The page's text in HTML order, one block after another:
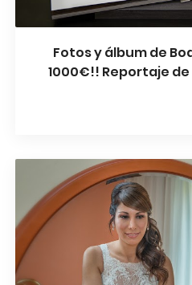
Fotos y álbum de
1000€!! Reportaje